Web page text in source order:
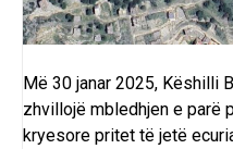
Më 30 janar 2025, Këshilli
zhvillojë mbledhjen e parë
kryesore pritet të jetë